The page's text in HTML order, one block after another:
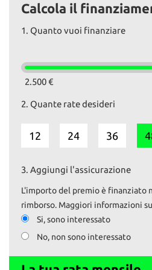
tipica dei veicoli commerciali.
- Sistema multimediale con
- Bluetooth con comandi al volante
- Chiusura centralizzata
- Porta laterale scorrevole
- Pianale di carico rivestito
- ABS
Calcola il
1. Quanto vuoi finanziare
2.500 €
2. Quante rate desideri
12 24 36
3. Aggiungi l'assicurazione
L'importo del premio è finanziato
rimborso. Maggiori informazioni
Si, sono interessato
No, non sono interessato